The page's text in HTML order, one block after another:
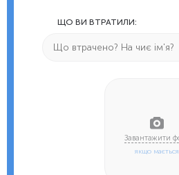
ЩО ВИ ВТРАТИЛИ:
якщо мається